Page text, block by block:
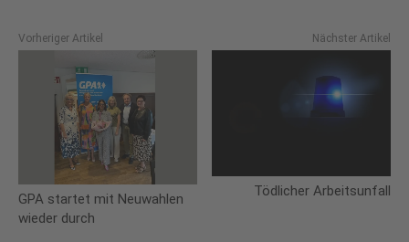
Vorheriger Artikel
GPA startet mit Neuwahlen
wieder durch
Nächster Artikel
Tödlicher Arbeitsunfall